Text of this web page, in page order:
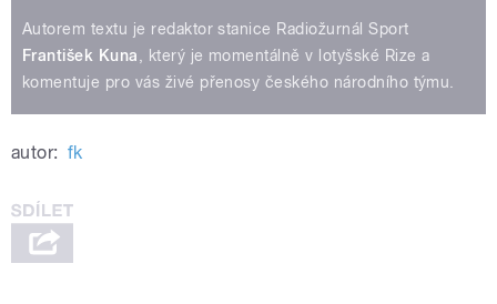
Autorem textu je redaktor stanice Radiožurnál Sport
František Kuna
, který je momentálně v lotyšské Rize a
komentuje pro vás živé přenosy českého národního týmu.
autor: fk